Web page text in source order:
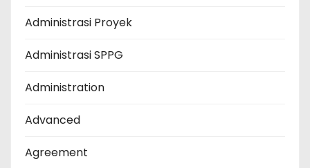
Administrasi Proyek
Administrasi SPPG
Administration
Advanced
Agreement